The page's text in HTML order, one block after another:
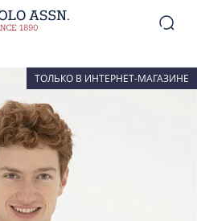
ТОЛЬКО В ИНТЕРНЕТ-МАГАЗИНЕ